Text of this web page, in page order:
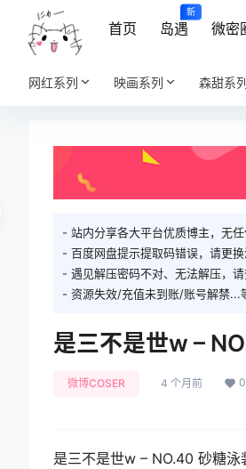
首页 岛遇
新
微密
网红系列 映画系列 森甜系
- 站内分享各大平台优质博主，无任
- 百度网盘提示提取码错误，请更
- 遇见解压密码不对、无法解压，
- 资源失效/充值未到账/账号解禁...
是三不是世w –
微博COSER 4 个月前 0
是三不是世w – NO.40 砂糖